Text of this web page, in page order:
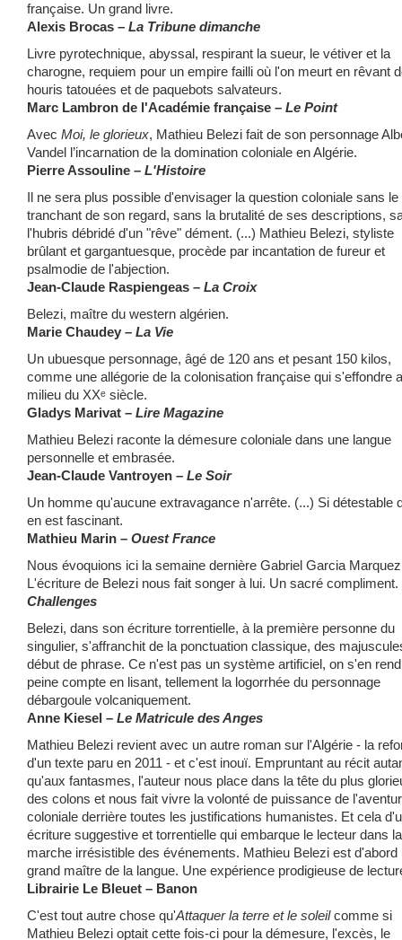
française. Un grand livre.
Alexis Brocas – La Tribune dimanche
Livre pyrotechnique, abyssal, respirant la sueur, le vétiver et la
charogne, requiem pour un empire failli où l'on meurt en rêvant
houris tatouées et de paquebots salvateurs.
Marc Lambron de l'Académie française – Le Point
Avec Moi, le glorieux, Mathieu Belezi fait de son personnage
Vandel l’incarnation de la domination coloniale en Algérie.
Pierre Assouline – L'Histoire
Il ne sera plus possible d'envisager la question coloniale sans le
tranchant de son regard, sans la brutalité de ses descriptions,
l'hubris débridé d'un "rêve" dément. (...) Mathieu Belezi, styliste
brûlant et gargantuesque, procède par incantation de fureur et
psalmodie de l'abjection.
Jean-Claude Raspiengeas – La Croix
Belezi, maître du western algérien.
Marie Chaudey – La Vie
Un ubuesque personnage, âgé de 120 ans et pesant 150 kilos,
comme une allégorie de la colonisation française qui s'effondre
milieu du XXᵉ siècle.
Gladys Marivat – Lire Magazine
Mathieu Belezi raconte la démesure coloniale dans une langue
personnelle et embrasée.
Jean-Claude Vantroyen – Le Soir
Un homme qu'aucune extravagance n'arrête. (...) Si détestable
en est fascinant.
Mathieu Marin – Ouest France
Nous évoquions ici la semaine dernière Gabriel Garcia
L'écriture de Belezi nous fait songer à lui. Un sacré compliment.
Challenges
Belezi, dans son écriture torrentielle, à la première personne du
singulier, s'affranchit de la ponctuation classique, des
début de phrase. Ce n'est pas un système artificiel, on s'en
peine compte en lisant, tellement la logorrhée du personnage
débargoule volcaniquement.
Anne Kiesel – Le Matricule des Anges
Mathieu Belezi revient avec un autre roman sur l'Algérie - la
d'un texte paru en 2011 - et c'est inouï. Empruntant au récit
qu'aux fantasmes, l'auteur nous place dans la tête du plus
des colons et nous fait vivre la volonté de puissance de
coloniale derrière toutes les justifications humanistes. Et cela
écriture suggestive et torrentielle qui embarque le lecteur dans la
marche irrésistible des événements. Mathieu Belezi est d'abord
grand maître de la langue. Une expérience prodigieuse de
Librairie Le Bleuet – Banon
C'est tout autre chose qu'Attaquer la terre et le soleilcomme si
Mathieu Belezi optait cette fois-ci pour la démesure, l'excès, le